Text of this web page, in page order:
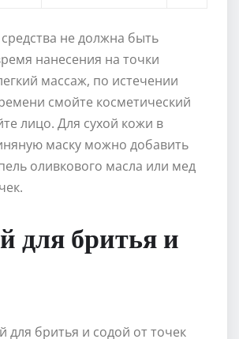
не должна быть
нанесения на точки
массаж, по истечении
смойте косметический
лицо. Для сухой кожи в
маску можно добавить
оливкового масла или мед
для бритья и
для бритья и содой от точек